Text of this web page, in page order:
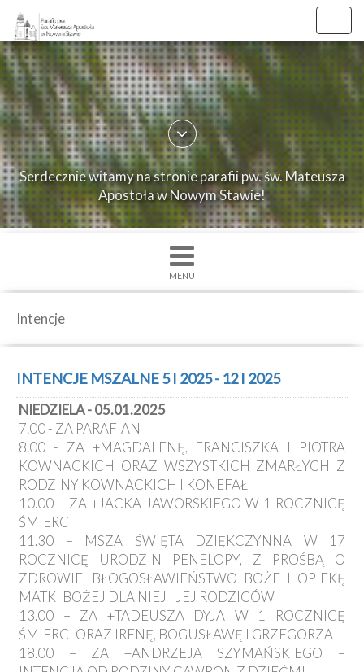
×
Strona
główna
O
parafii
Ogłoszenia
św.
Nabożenstwa
Kancelaria
Galeria
Nowy
Staw
Kapituła
Kolegiacka
Polecane
strony
Ochrona
Małoletnich
Serdecznie witamy na stronie parafii pw. św. Mateusza
Apostoła w Nowym Stawie!
MENU
Intencje
INTENCJE MSZALNE 5 I 2025 - 12 I 2025
NIEDZIELA - 05.01.2025
7.00 - ZA PARAFIAN
8.00 - ZA +MAGDALENĘ, FRANCISZKA I PIOTRA
KOWNACKICH ORAZ WSZYSTKICH ZMARŁYCH Z
RODZINY KOWNACKICH I KONEFAŁ
10.00 – ZA +JACKA JAWORSKIEGO W 1 ROCZNICĘ
ŚMIERCI
11.30 – MSZA ŚWIĘTA DZIĘKCZYNNA W 17
ROCZNICĘ URODZIN PENELOPY, Z PROŚBĄ O
ZDROWIE, BŁOGOSŁAWIEŃSTWO BOŻE I OPIEKĘ
MATKI BOŻEJ DLA NIEJ I JEJ RODZICÓW
13.00 – ZA +TADEUSZA DYJA W 1 ROCZNICĘ
ŚMIERCI ORAZ IRENĘ, BOGUSŁAWĘ I GRZEGORZA
18.00 – ZA +ANDRZEJA SZYMAŃSKIEGO –